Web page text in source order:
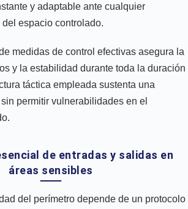
y adaptable ante cualquier
espacio controlado.
medidas de control efectivas asegura la
y la estabilidad durante toda la duración
táctica empleada sustenta una
permitir vulnerabilidades en el
de entradas y salidas en
áreas sensibles
del perímetro depende de un protocolo